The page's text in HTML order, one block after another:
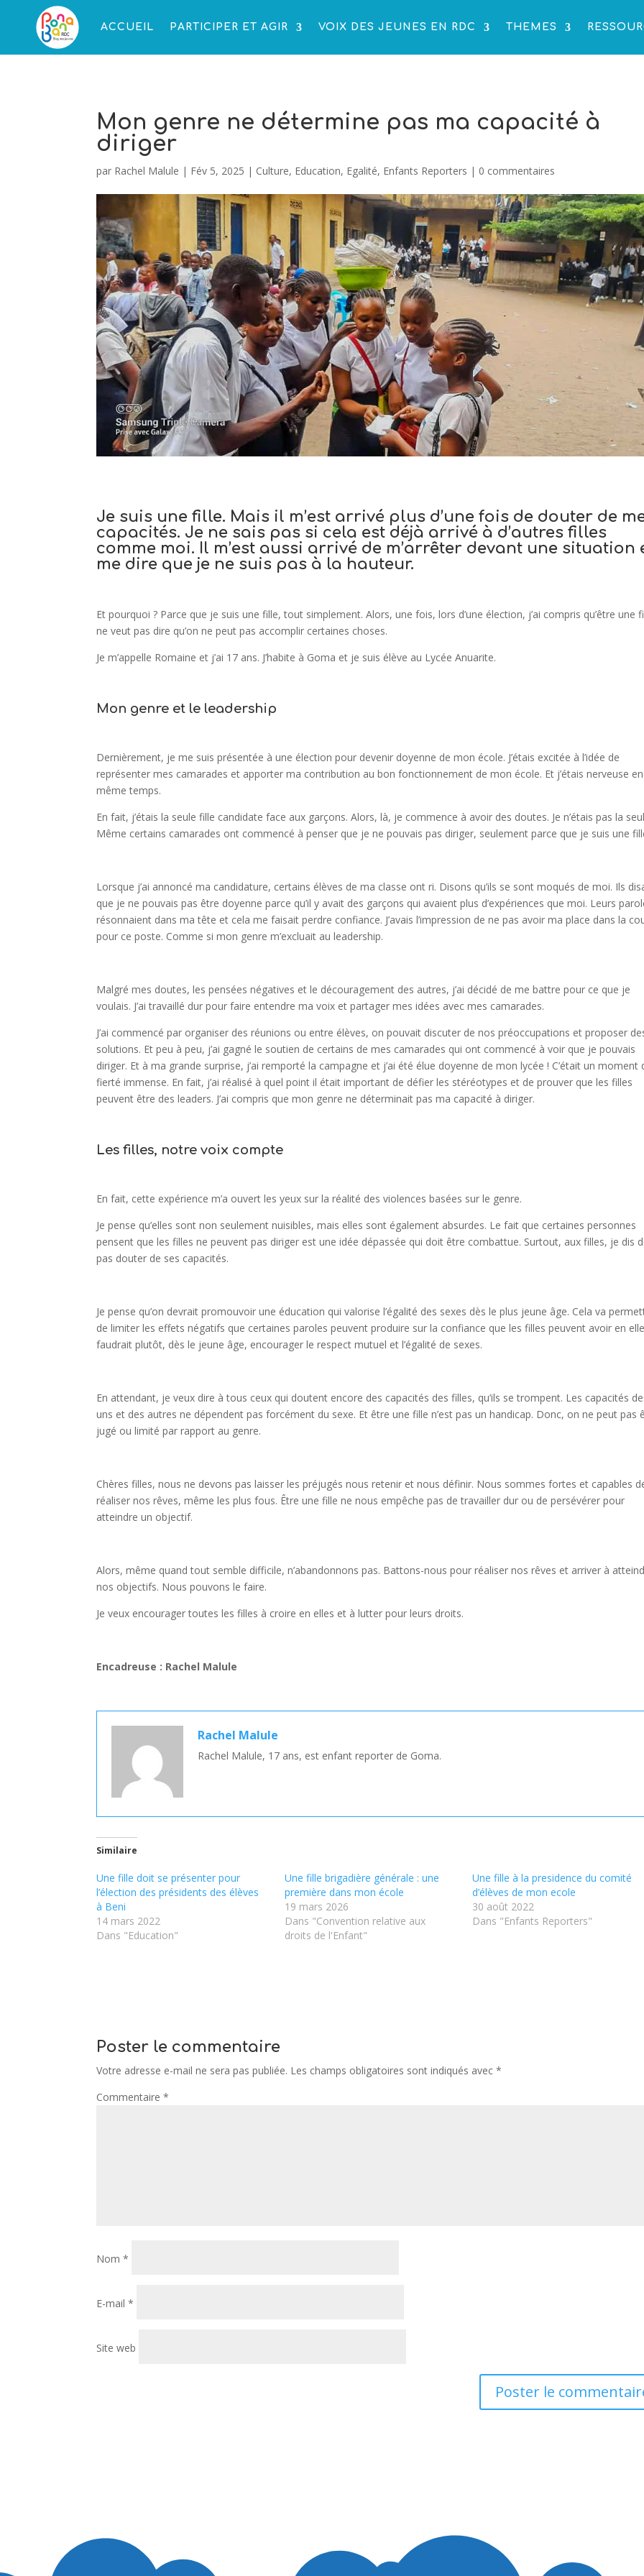
ACCUEIL PARTICIPER ET AGIR VOIX DES JEUNES EN RDC THEMES
Mon genre ne détermine pas ma capacité à
diriger
par Rachel Malule | Fév 5, 2025 | Culture, Education, Egalité, Enfants Reporters | 0 commentaires
Je suis une fille. Mais il m’est arrivé plus d’une fois de douter de
capacités. Je ne sais pas si cela est déjà arrivé à d’autres filles
comme moi. Il m’est aussi arrivé de m’arrêter devant une situation
me dire que je ne suis pas à la hauteur.
Et pourquoi ? Parce que je suis une fille, tout simplement. Alors, une fois, lors d’une élection, j’ai compris qu’être une
ne veut pas dire qu’on ne peut pas accomplir certaines choses.
Je m’appelle Romaine et j’ai 17 ans. J’habite à Goma et je suis élève au Lycée Anuarite.
Mon genre et le leadership
Dernièrement, je me suis présentée à une élection pour devenir doyenne de mon école. J’étais excitée à l’idée de
représenter mes camarades et apporter ma contribution au bon fonctionnement de mon école. Et j’étais nerveuse en
même temps.
En fait, j’étais la seule fille candidate face aux garçons. Alors, là, je commence à avoir des doutes. Je n’étais pas la
Même certains camarades ont commencé à penser que je ne pouvais pas diriger, seulement parce que je suis une
Lorsque j’ai annoncé ma candidature, certains élèves de ma classe ont ri. Disons qu’ils se sont moqués de moi. Ils
que je ne pouvais pas être doyenne parce qu’il y avait des garçons qui avaient plus d’expériences que moi. Leurs
résonnaient dans ma tête et cela me faisait perdre confiance. J’avais l’impression de ne pas avoir ma place dans la
pour ce poste. Comme si mon genre m’excluait au leadership.
Malgré mes doutes, les pensées négatives et le découragement des autres, j’ai décidé de me battre pour ce que je
voulais. J’ai travaillé dur pour faire entendre ma voix et partager mes idées avec mes camarades.
J’ai commencé par organiser des réunions ou entre élèves, on pouvait discuter de nos préoccupations et proposer
solutions. Et peu à peu, j’ai gagné le soutien de certains de mes camarades qui ont commencé à voir que je pouvais
diriger. Et à ma grande surprise, j’ai remporté la campagne et j’ai été élue doyenne de mon lycée ! C’était un moment
fierté immense. En fait, j’ai réalisé à quel point il était important de défier les stéréotypes et de prouver que les filles
peuvent être des leaders. J’ai compris que mon genre ne déterminait pas ma capacité à diriger.
Les filles, notre voix compte
En fait, cette expérience m’a ouvert les yeux sur la réalité des violences basées sur le genre.
Je pense qu’elles sont non seulement nuisibles, mais elles sont également absurdes. Le fait que certaines personnes
pensent que les filles ne peuvent pas diriger est une idée dépassée qui doit être combattue. Surtout, aux filles, je dis
pas douter de ses capacités.
Je pense qu’on devrait promouvoir une éducation qui valorise l’égalité des sexes dès le plus jeune âge. Cela va
de limiter les effets négatifs que certaines paroles peuvent produire sur la confiance que les filles peuvent avoir en
faudrait plutôt, dès le jeune âge, encourager le respect mutuel et l’égalité de sexes.
En attendant, je veux dire à tous ceux qui doutent encore des capacités des filles, qu’ils se trompent. Les capacités
uns et des autres ne dépendent pas forcément du sexe. Et être une fille n’est pas un handicap. Donc, on ne peut pas
jugé ou limité par rapport au genre.
Chères filles, nous ne devons pas laisser les préjugés nous retenir et nous définir. Nous sommes fortes et capables
réaliser nos rêves, même les plus fous. Être une fille ne nous empêche pas de travailler dur ou de persévérer pour
atteindre un objectif.
Alors, même quand tout semble difficile, n’abandonnons pas. Battons-nous pour réaliser nos rêves et arriver à
nos objectifs. Nous pouvons le faire.
Je veux encourager toutes les filles à croire en elles et à lutter pour leurs droits.
Encadreuse : Rachel Malule
Rachel Malule
Rachel Malule, 17 ans, est enfant reporter de Goma.
Similaire
Une fille doit se présenter pour
l’élection des présidents des élèves
à Beni
14 mars 2022
Dans "Education"
Une fille brigadière générale : une
première dans mon école
19 mars 2026
Dans "Convention relative aux
droits de l'Enfant"
Une fille à la presidence du comité
d’élèves de mon ecole
30 août 2022
Dans "Enfants Reporters"
Poster le commentaire
Votre adresse e-mail ne sera pas publiée. Les champs obligatoires sont indiqués avec*
Commentaire*
Nom*
E-mail*
Site web